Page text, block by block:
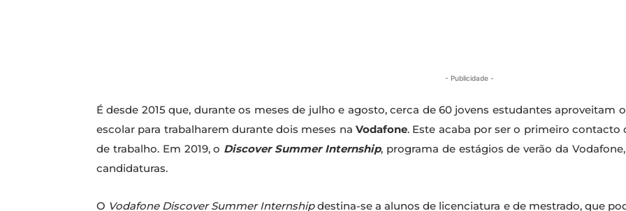
- Publicidade -
É desde 2015 que, durante os meses de julho e agosto, cerca de 60 jovens estudantes
escolar para trabalharem durante dois meses na Vodafone. Este acaba por ser o primeiro
de trabalho. Em 2019, o Discover Summer Internship, programa de estágios de verão da
candidaturas.
O Vodafone Discover Summer Internshipdestina-se a alunos de licenciatura e de mestrado, que